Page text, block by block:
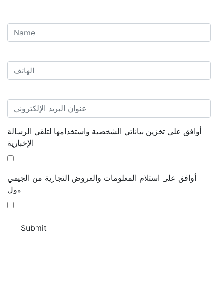
أوافق على تخزين بياناتي الشخصية واستخدامها لتلقي الرسالة
الإخبارية
أوافق على استلام المعلومات والعروض التجارية من الجيمي
مول